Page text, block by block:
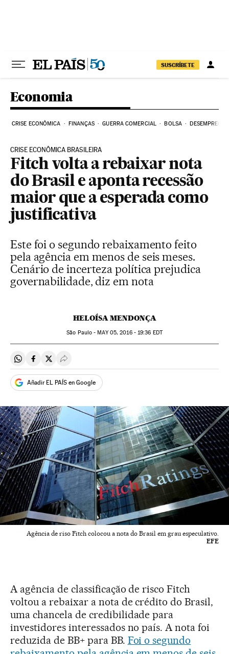
SUSCRÍBETE
Economia
CRISE ECONÔMICA FINANÇAS GUERRA COMERCIAL BOLSA DESEMPREGO
CRISE ECONÔMICA BRASILEIRA
Fitch volta a rebaixar nota
do Brasil e aponta recessão
maior que a esperada como
justificativa
Este foi o segundo rebaixamento feito
pela agência em menos de seis meses.
Cenário de incerteza política prejudica
governabilidade, diz em nota
HELOÍSA MENDONÇA
São Paulo -MAY05, 2016 - 19:36 EDT
Compartir en Whatsapp
Compartir en Facebook
Compartir en Twitter
Desplegar Redes Sociales
Añadir EL PAÍS en Google
Agência de riso Fitch colocou a nota do Brasil em grau especulativo.
EFE
A agência de classificação de risco Fitch
voltou a rebaixar a nota de crédito do Brasil,
uma chancela de credibilidade para
investidores interessados no país. A nota foi
reduzida de BB+ para BB. Foi o segundo